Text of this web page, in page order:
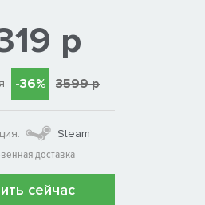
р
-36% 3599 р
Steam
доставка
сейчас